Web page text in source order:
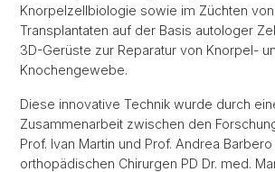
Knorpelzellbiologie sowie im Züchten
Transplantaten auf der Basis autologer
3D-Gerüste zur Reparatur von Knorpel-
Knochengewebe.
Diese innovative Technik wurde durch
Zusammenarbeit zwischen den
Prof. Ivan Martin und Prof. Andrea
orthopädischen Chirurgen PD Dr. med.